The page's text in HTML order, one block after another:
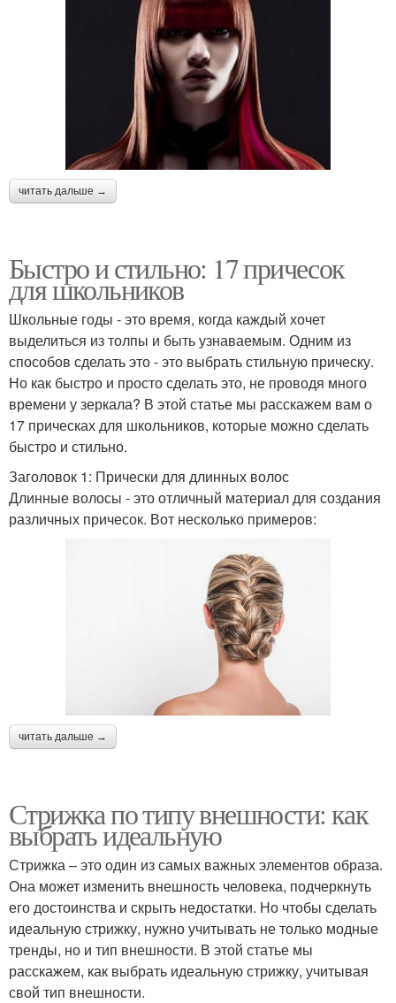
читать дальше →
Быстро и стильно: 17 причесок
для школьников
Школьные годы - это время, когда каждый хочет
выделиться из толпы и быть узнаваемым. Одним из
способов сделать это - это выбрать стильную прическу.
Но как быстро и просто сделать это, не проводя много
времени у зеркала? В этой статье мы расскажем вам о
17 прическах для школьников, которые можно сделать
быстро и стильно.
Заголовок 1: Прически для длинных волос
Длинные волосы - это отличный материал для создания
различных причесок. Вот несколько примеров:
читать дальше →
Стрижка по типу внешности: как
выбрать идеальную
Стрижка – это один из самых важных элементов образа.
Она может изменить внешность человека, подчеркнуть
его достоинства и скрыть недостатки. Но чтобы сделать
идеальную стрижку, нужно учитывать не только модные
тренды, но и тип внешности. В этой статье мы
расскажем, как выбрать идеальную стрижку, учитывая
свой тип внешности.